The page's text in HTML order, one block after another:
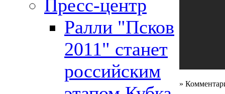
Пресс-центр
Ралли "Псков
2011" станет
российским
»